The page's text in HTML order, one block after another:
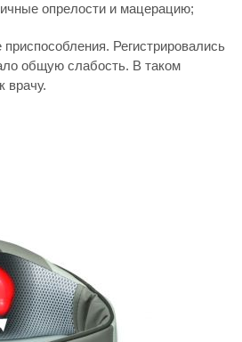
опрелости и мацерацию;
Регистрировались
общую слабость. В таком
врачу.